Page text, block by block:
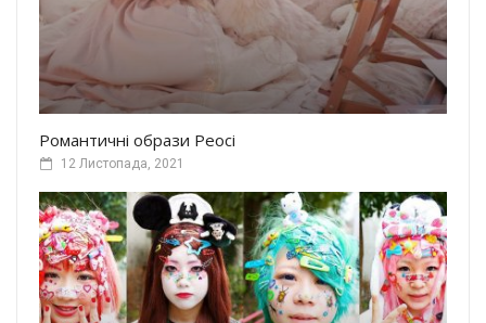
Романтичні образи Реосі
12 Листопада, 2021